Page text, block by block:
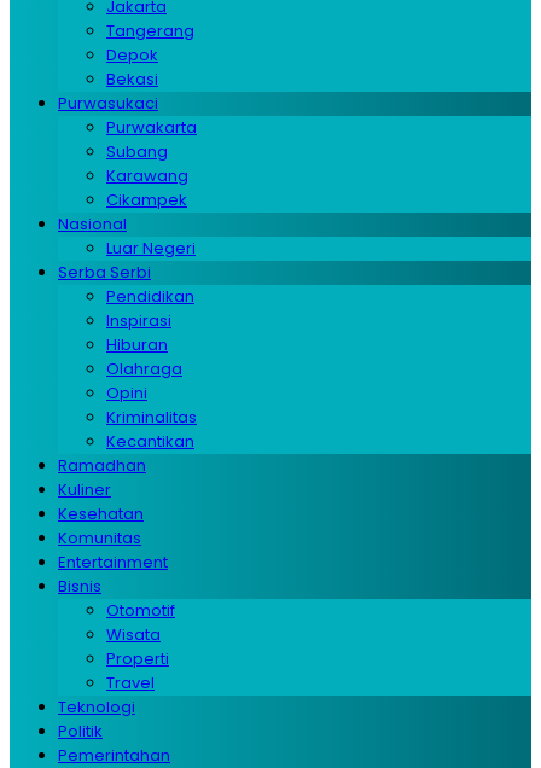
Jakarta
Tangerang
Depok
Bekasi
Purwasukaci
Purwakarta
Subang
Karawang
Cikampek
Nasional
Luar Negeri
Serba Serbi
Pendidikan
Inspirasi
Hiburan
Olahraga
Opini
Kriminalitas
Kecantikan
Ramadhan
Kuliner
Kesehatan
Komunitas
Entertainment
Bisnis
Otomotif
Wisata
Properti
Travel
Teknologi
Politik
Pemerintahan